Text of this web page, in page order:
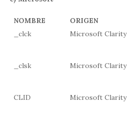
NOMBRE ORIGEN
_clck
Microsoft Clarity
_clsk Microsoft Clarity
CLID Microsoft Clarity